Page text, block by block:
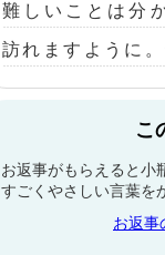
難しいことは分
訪れますように
こ
お返事がもらえると小
すごくやさしい言葉を
お返